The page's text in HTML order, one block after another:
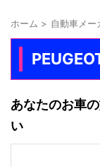
ホーム > 自動車メー
あなたのお車
い